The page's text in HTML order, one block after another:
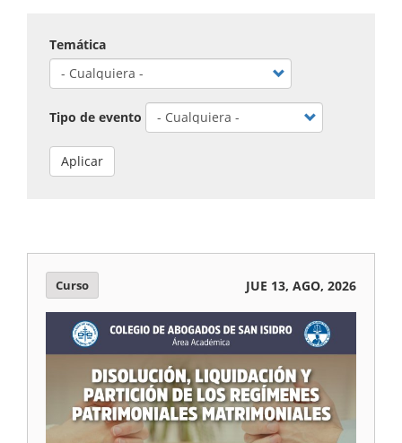
p
k
Temática
Tipo de evento
Aplicar
Curso JUE 13, AGO, 2026